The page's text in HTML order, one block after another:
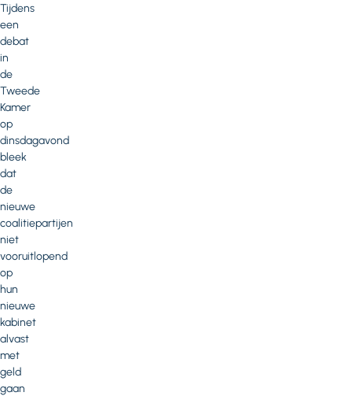
Tijdens
een
debat
in
de
Tweede
Kamer
op
dinsdagavond
bleek
dat
de
nieuwe
coalitiepartijen
niet
vooruitlopend
op
hun
nieuwe
kabinet
alvast
met
geld
gaan